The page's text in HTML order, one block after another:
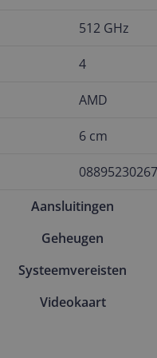
512 GHz
4
AMD
6 cm
Aansluitingen
Geheugen
Systeemvereisten
Videokaart